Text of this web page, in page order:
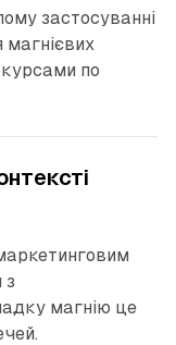
застосуванні
по
з
магнію це